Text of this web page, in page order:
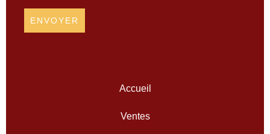
ENVOYER
Accueil
Ventes